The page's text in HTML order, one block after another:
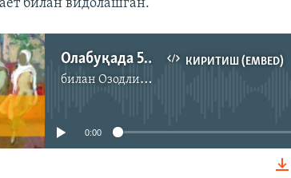
билан видолашган.
КИРИТИШ (EMBED)
Олабуқада 53 ёшли ногирон калтаклаб ўлдирилди
биланОзодлик радиоси
дамда медиа-манба мавжуд эмас
0:00